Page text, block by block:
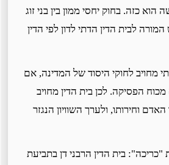
הוא כזה. בחוק יחסי ממון בין בני זוג
לבית הדין הדתי לדון לפי הדין
מחויב לחוקי היסוד של המדינה, אם
הפסיקה. לכן בית הדין מחויב
וחירותו, ולערך השוויון הנגזר
בית הדין הרבני דן בתביעת